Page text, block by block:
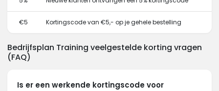
€5 Kortingscode van €5,- op je gehele bestelling
Bedrijfsplan Training veelgestelde korting vragen
(FAQ)
Is er een werkende kortingscode voor